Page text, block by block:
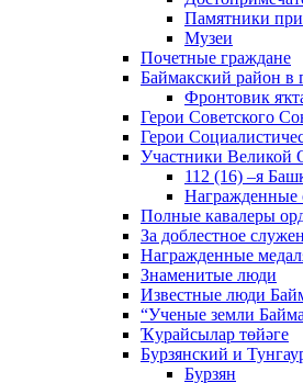
Памятники
Музеи
Почетные граждане
Баймакский район в
Фронтовик
Герои Советского
Герои
Участники Великой
112 (16) –я
Полные кавалеры
За доблестное
Награжденные
Знаменитые люди
Известные люди
“Ученые земли
Ҡурайсылар төйәге
Бурзянский и
Бурзян